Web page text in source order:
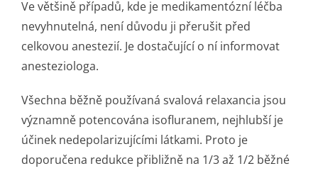
Ve většině případů, kde je medikamentózní léčba
nevyhnutelná, není důvodu ji přerušit před
celkovou anestezií. Je dostačující o ní informovat
anesteziologa.
Všechna běžně používaná svalová relaxancia jsou
významně potencována isofluranem, nejhlubší je
účinek nedepolarizujícími látkami. Proto je
doporučena redukce přibližně na 1/3 až 1/2 běžné